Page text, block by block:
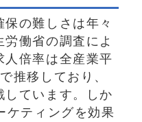
の難しさは年々
働省の調査によ
人倍率は全産業平
推移しており、
しています。しか
ケティングを効果